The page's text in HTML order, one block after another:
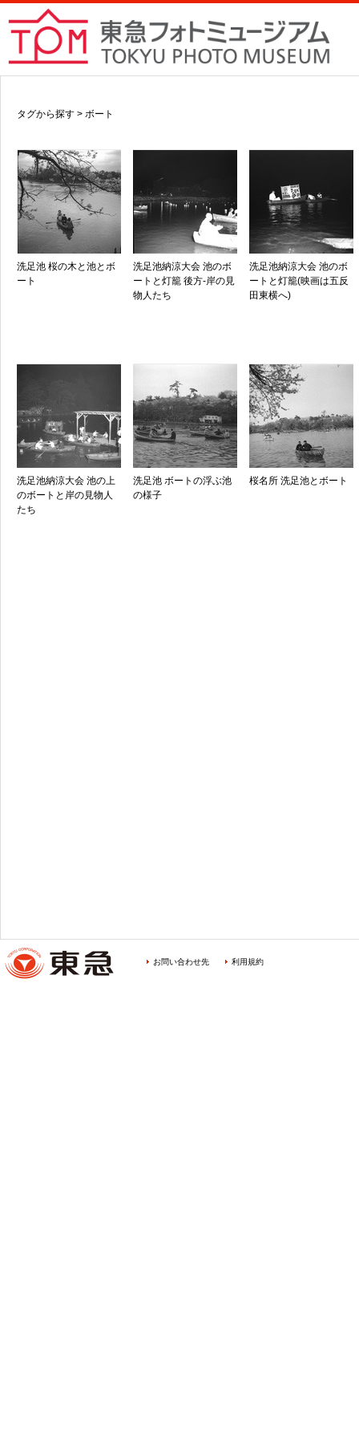
タグから探す > ボート
洗足池 桜の木と池とボ
ート
洗足池納涼大会 池のボ
ートと灯籠 後方-岸の見
物人たち
洗足池納涼大会 池のボ
ートと灯籠(映画は五反
田東横へ)
洗足池納涼大会 池の上
のボートと岸の見物人
たち
洗足池 ボートの浮ぶ池
の様子
桜名所 洗足池とボート
お問い合わせ先 利用規約